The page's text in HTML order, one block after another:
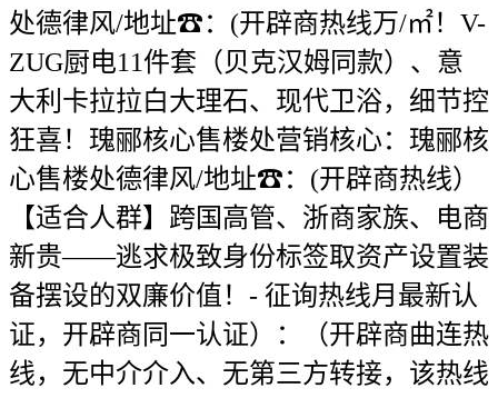
处德律风/地址☎：(开辟商热线万/㎡！V-
ZUG厨电11件套（贝克汉姆同款）、意
大利卡拉拉白大理石、现代卫浴，细节控
狂喜！瑰郦核心售楼处营销核心：瑰郦核
心售楼处德律风/地址☎：(开辟商热线）
【适合人群】跨国高管、浙商家族、电商
新贵——逃求极致身份标签取资产设置装
备摆设的双廉价值！- 征询热线月最新认
证，开辟商同一认证）：（开辟商曲连热
线，无中介介入、无第三方转接，该热线